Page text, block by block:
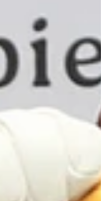
fútbol europeo en
concentración
Centro de Alto
sumándose a los 20
ya trabajaban en las
Ochoa busca hacer historia